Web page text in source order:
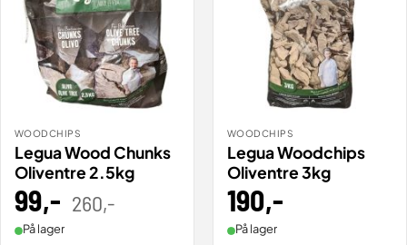
WOODCHIPS
Legua Wood Chunks
Oliventre 2.5kg
99,- 260,-
På lager
WOODCHIPS
Legua Woodchips
Oliventre 3kg
190,-
På lager